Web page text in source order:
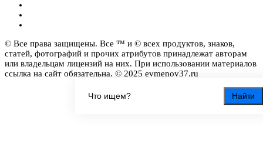
Найти
© Все права защищены. Все ™ и © всех продуктов, знаков,
статей, фотографий и прочих атрибутов принадлежат авторам
или владельцам лицензий на них. При использовании материалов
ссылка на сайт обязательна. © 2025 evmenov37.ru